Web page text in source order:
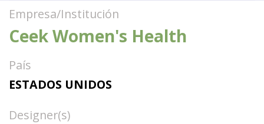
Empresa/Institución
Ceek Women's Health
País
ESTADOS UNIDOS
Designer(s)